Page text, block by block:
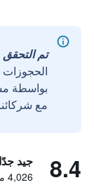
تم التحقق
الحجوزات
مع
8.4 جيد جدًا
4,026 من التقييمات تم التحقق منها